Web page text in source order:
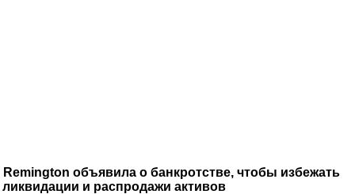
Remington объявила о банкротстве, чтобы избежать
ликвидации и распродажи активов